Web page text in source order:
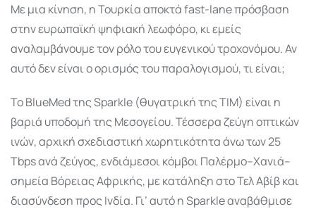
Με μια κίνηση, η Τουρκία αποκτά fast-lane πρόσβαση
στην ευρωπαϊκή ψηφιακή λεωφόρο, κι εμείς
αναλαμβάνουμε τον ρόλο του ευγενικού τροχονόμου. Αν
αυτό δεν είναι ο ορισμός του παραλογισμού, τι είναι;
Το BlueMed της Sparkle (θυγατρική της TIM) είναι η
βαριά υποδομή της Μεσογείου. Τέσσερα ζεύγη οπτικών
ινών, αρχική σχεδιαστική χωρητικότητα άνω των 25
Tbps ανά ζεύγος, ενδιάμεσοι κόμβοι Παλέρμο–Χανιά–
σημεία Βόρειας Αφρικής, με κατάληξη στο Τελ Αβίβ και
διασύνδεση προς Ινδία. Γι’ αυτό η Sparkle αναβάθμισε